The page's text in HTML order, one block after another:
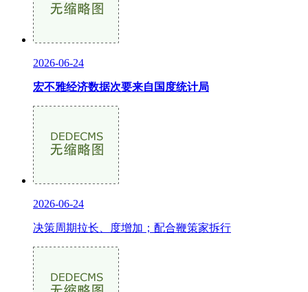
2026-06-24
宏不雅经济数据次要来自国度统计局
2026-06-24
决策周期拉长、度增加；配合鞭策家拆行